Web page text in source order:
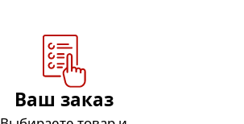
Ваш заказ